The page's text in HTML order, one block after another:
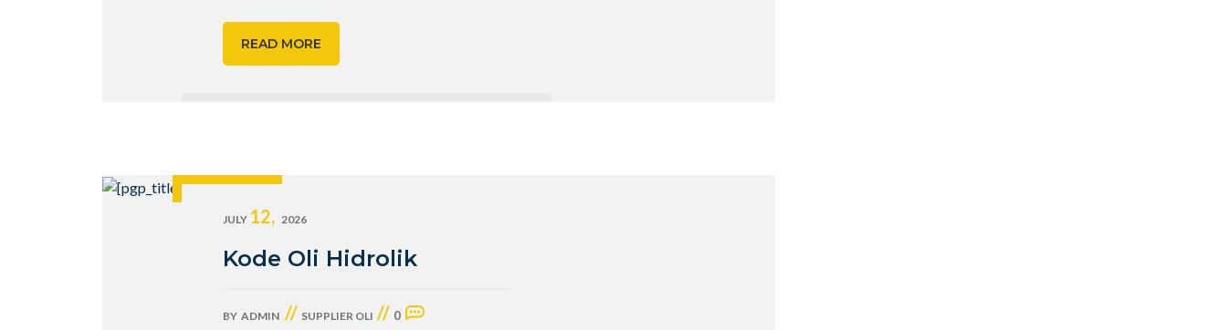
READ MORE
JULY 12, 2026
Kode Oli Hidrolik
BY ADMIN // SUPPLIER OLI // 0